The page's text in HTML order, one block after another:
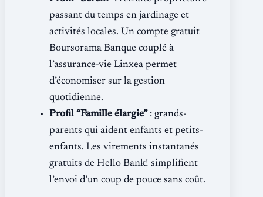
passant du temps en jardinage et
activités locales. Un compte gratuit
Boursorama Banque couplé à
l’assurance-vie Linxea permet
d’économiser sur la gestion
quotidienne.
Profil “Famille élargie”: grands-
parents qui aident enfants et petits-
enfants. Les virements instantanés
gratuits de Hello Bank! simplifient
l’envoi d’un coup de pouce sans coût.